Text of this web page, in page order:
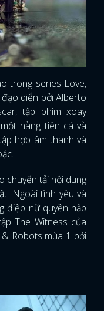
trong series Love,
diễn bởi Alberto
tập phim xoay
nàng tiên cá và
hợp âm thanh và
chuyển tải nội dung
Ngoài tình yêu và
điệp nữ quyền hấp
The Witness của
Robots mùa 1 bởi